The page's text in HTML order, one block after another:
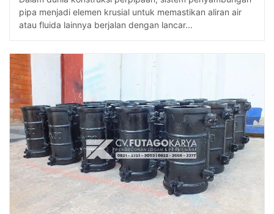
pipa menjadi elemen krusial untuk memastikan aliran air
atau fluida lainnya berjalan dengan lancar...